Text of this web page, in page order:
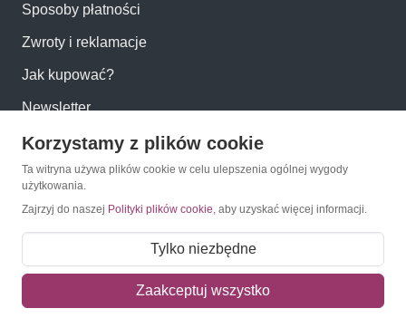
Sposoby płatności
Zwroty i reklamacje
Jak kupować?
Newsletter
Konto
Moje konto
Mój koszyk
Adres dostawy
Korzystamy z plików cookie
Ta witryna używa plików cookie w celu ulepszenia ogólnej wygody
użytkowania.
Zajrzyj do naszej Polityki plików cookie, aby uzyskać więcej informacji.
Tylko niezbędne
Zaakceptuj wszystko